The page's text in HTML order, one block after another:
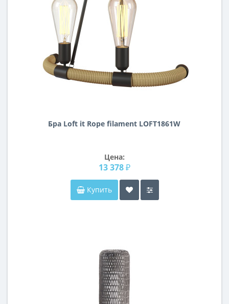
Бра Loft it Rope filament LOFT1861W
Цена:
13 378 ₽
Купить